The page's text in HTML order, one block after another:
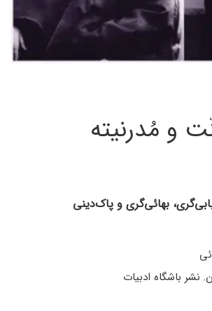
و مُدرنیته
بهائی‌گری و پاک‌دینی
, نشر باشگاه ادبیات